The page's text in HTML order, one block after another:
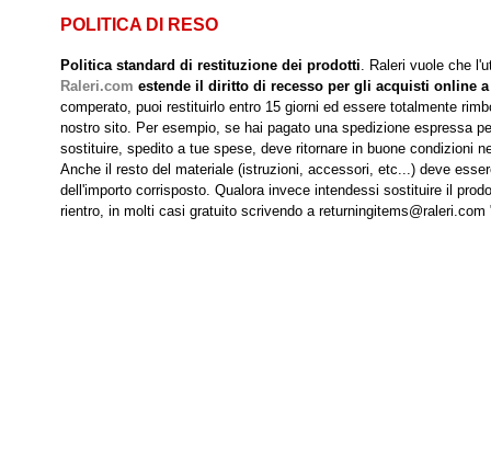
POLITICA DI RESO
Politica standard di restituzione dei prodotti. Raleri vuole che
Raleri.com estende il diritto di recesso per gli acquisti online
comperato, puoi restituirlo entro 15 giorni ed essere totalmente
nostro sito. Per esempio, se hai pagato una spedizione espressa
sostituire, spedito a tue spese, deve ritornare in buone condizioni
Anche il resto del materiale (istruzioni, accessori, etc...) deve
dell'importo corrisposto. Qualora invece intendessi sostituire il
rientro, in molti casi gratuito scrivendo a